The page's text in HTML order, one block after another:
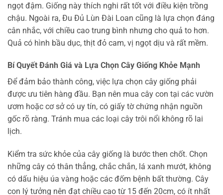
ngọt đậm. Giống này thích nghi rất tốt với điều kiện trồng
chậu. Ngoài ra, Đu Đủ Lùn Đài Loan cũng là lựa chọn đáng
cân nhắc, với chiều cao trung bình nhưng cho quả to hơn.
Quả có hình bầu dục, thịt đỏ cam, vị ngọt dịu và rất mềm.
Bí Quyết Đánh Giá và Lựa Chọn Cây Giống Khỏe Mạnh
Để đảm bảo thành công, việc lựa chọn cây giống phải
được ưu tiên hàng đầu. Bạn nên mua cây con tại các vườn
ươm hoặc cơ sở có uy tín, có giấy tờ chứng nhận nguồn
gốc rõ ràng. Tránh mua các loại cây trôi nổi không rõ lai
lịch.
Kiểm tra sức khỏe của cây giống là bước then chốt. Chọn
những cây có thân thẳng, chắc chắn, lá xanh mướt, không
có dấu hiệu úa vàng hoặc các đốm bệnh bất thường. Cây
con lý tưởng nên đạt chiều cao từ 15 đến 20cm, có ít nhất